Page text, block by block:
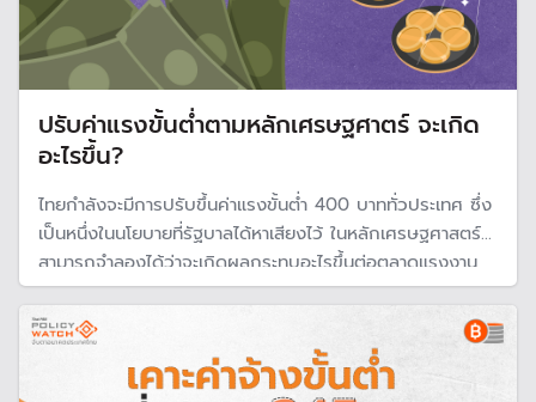
ปรับค่าแรงขั้นต่ำตามหลักเศรษฐศาตร์ จะเกิด
อะไรขึ้น?
ไทยกำลังจะมีการปรับขึ้นค่าแรงขั้นต่ำ 400 บาททั่วประเทศ ซึ่ง
เป็นหนึ่งในนโยบายที่รัฐบาลได้หาเสียงไว้ ในหลักเศรษฐศาสตร์
สามารถจำลองได้ว่าจะเกิดผลกระทบอะไรขึ้นต่อตลาดแรงงาน
และการปรับตัวของผู้ประกอบการ หลังจากที่ปรับขึ้นค่าแรงขั้น
ต่ำแล้ว